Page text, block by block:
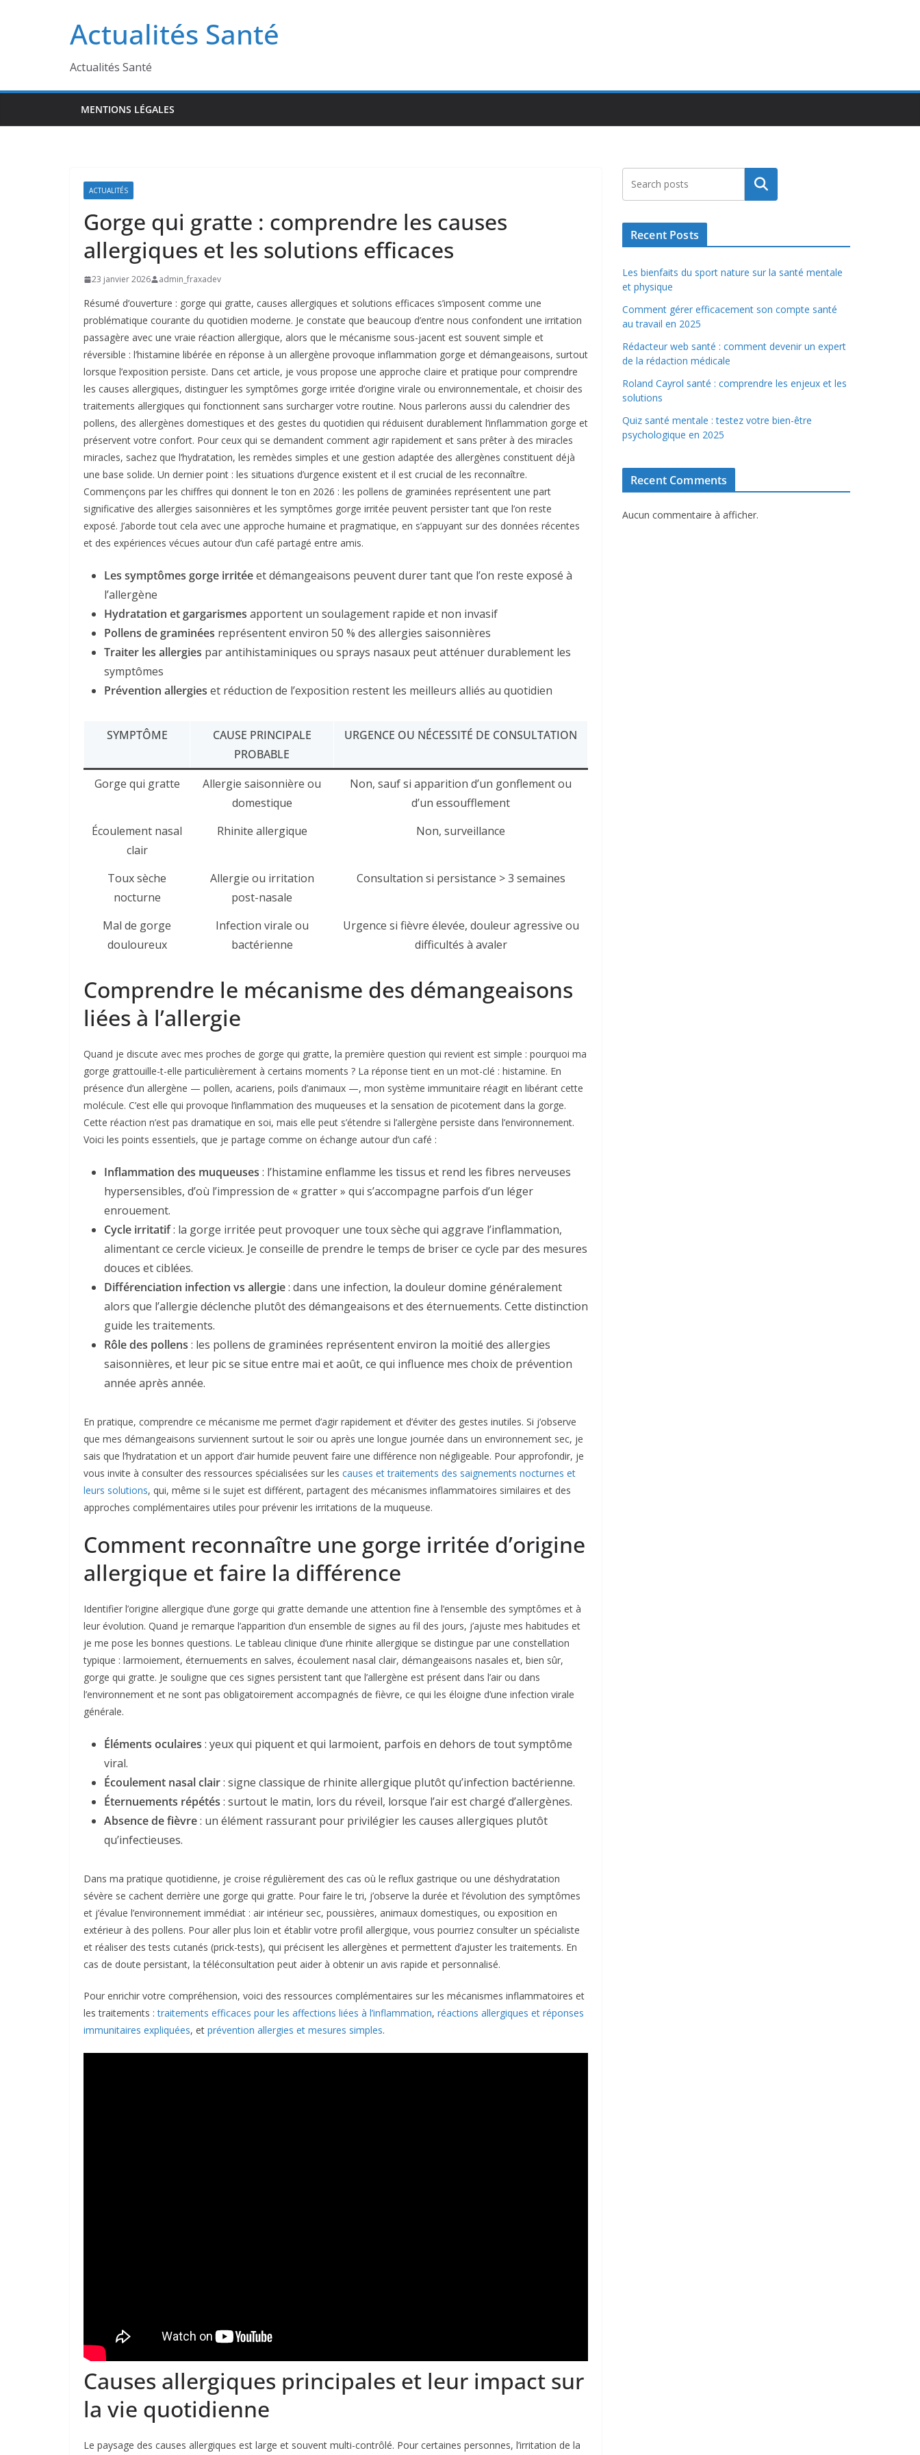
Actualités Santé
Actualités Santé
MENTIONS LÉGALES
ACTUALITÉS
Gorge qui gratte : comprendre les causes
allergiques et les solutions efficaces
23 janvier 2026 admin_fraxadev
Résumé d’ouverture : gorge qui gratte, causes allergiques et solutions efficaces s’imposent comme une
problématique courante du quotidien moderne. Je constate que beaucoup d’entre nous confondent une irritation
passagère avec une vraie réaction allergique, alors que le mécanisme sous-jacent est souvent simple et
réversible : l’histamine libérée en réponse à un allergène provoque inflammation gorge et démangeaisons, surtout
lorsque l’exposition persiste. Dans cet article, je vous propose une approche claire et pratique pour comprendre
les causes allergiques, distinguer les symptômes gorge irritée d’origine virale ou environnementale, et choisir des
traitements allergiques qui fonctionnent sans surcharger votre routine. Nous parlerons aussi du calendrier des
pollens, des allergènes domestiques et des gestes du quotidien qui réduisent durablement l’inflammation gorge et
préservent votre confort. Pour ceux qui se demandent comment agir rapidement et sans prêter à des miracles
miracles, sachez que l’hydratation, les remèdes simples et une gestion adaptée des allergènes constituent déjà
une base solide. Un dernier point : les situations d’urgence existent et il est crucial de les reconnaître.
Commençons par les chiffres qui donnent le ton en 2026 : les pollens de graminées représentent une part
significative des allergies saisonnières et les symptômes gorge irritée peuvent persister tant que l’on reste
exposé. J’aborde tout cela avec une approche humaine et pragmatique, en s’appuyant sur des données récentes
et des expériences vécues autour d’un café partagé entre amis.
Les symptômes gorge irritéeet démangeaisons peuvent durer tant que l’on reste exposé à
l’allergène
Hydratation et gargarismes apportent un soulagement rapide et non invasif
Pollens de graminées représentent environ 50 % des allergies saisonnières
Traiter les allergies par antihistaminiques ou sprays nasaux peut atténuer durablement les
symptômes
Prévention allergies et réduction de l’exposition restent les meilleurs alliés au quotidien
SYMPTÔME
CAUSE PRINCIPALE
PROBABLE
URGENCE OU NÉCESSITÉ DE CONSULTATION
Gorge qui gratte
Allergie saisonnière ou
domestique
Non, sauf si apparition d’un gonflement ou
d’un essoufflement
Écoulement nasal
clair
Rhinite allergique Non, surveillance
Toux sèche
nocturne
Allergie ou irritation
post-nasale
Consultation si persistance > 3 semaines
Mal de gorge
douloureux
Infection virale ou
bactérienne
Urgence si fièvre élevée, douleur agressive ou
difficultés à avaler
Comprendre le mécanisme des démangeaisons
liées à l’allergie
Quand je discute avec mes proches de gorge qui gratte, la première question qui revient est simple : pourquoi ma
gorge grattouille-t-elle particulièrement à certains moments ? La réponse tient en un mot-clé : histamine. En
présence d’un allergène — pollen, acariens, poils d’animaux —, mon système immunitaire réagit en libérant cette
molécule. C’est elle qui provoque l’inflammation des muqueuses et la sensation de picotement dans la gorge.
Cette réaction n’est pas dramatique en soi, mais elle peut s’étendre si l’allergène persiste dans l’environnement.
Voici les points essentiels, que je partage comme on échange autour d’un café :
Inflammation des muqueuses : l’histamine enflamme les tissus et rend les fibres nerveuses
hypersensibles, d’où l’impression de « gratter » qui s’accompagne parfois d’un léger
enrouement.
Cycle irritatif: la gorge irritée peut provoquer une toux sèche qui aggrave l’inflammation,
alimentant ce cercle vicieux. Je conseille de prendre le temps de briser ce cycle par des mesures
douces et ciblées.
Différenciation infection vs allergie: dans une infection, la douleur domine généralement
alors que l’allergie déclenche plutôt des démangeaisons et des éternuements. Cette distinction
guide les traitements.
Rôle des pollens : les pollens de graminées représentent environ la moitié des allergies
saisonnières, et leur pic se situe entre mai et août, ce qui influence mes choix de prévention
année après année.
En pratique, comprendre ce mécanisme me permet d’agir rapidement et d’éviter des gestes inutiles. Si j’observe
que mes démangeaisons surviennent surtout le soir ou après une longue journée dans un environnement sec, je
sais que l’hydratation et un apport d’air humide peuvent faire une différence non négligeable. Pour approfondir, je
vous invite à consulter des ressources spécialisées sur les causes et traitements des saignements nocturnes et
leurs solutions, qui, même si le sujet est différent, partagent des mécanismes inflammatoires similaires et des
approches complémentaires utiles pour prévenir les irritations de la muqueuse.
Comment reconnaître une gorge irritée d’origine
allergique et faire la différence
Identifier l’origine allergique d’une gorge qui gratte demande une attention fine à l’ensemble des symptômes et à
leur évolution. Quand je remarque l’apparition d’un ensemble de signes au fil des jours, j’ajuste mes habitudes et
je me pose les bonnes questions. Le tableau clinique d’une rhinite allergique se distingue par une constellation
typique : larmoiement, éternuements en salves, écoulement nasal clair, démangeaisons nasales et, bien sûr,
gorge qui gratte. Je souligne que ces signes persistent tant que l’allergène est présent dans l’air ou dans
l’environnement et ne sont pas obligatoirement accompagnés de fièvre, ce qui les éloigne d’une infection virale
générale.
Éléments oculaires : yeux qui piquent et qui larmoient, parfois en dehors de tout symptôme
viral.
Écoulement nasal clair: signe classique de rhinite allergique plutôt qu’infection bactérienne.
Éternuements répétés : surtout le matin, lors du réveil, lorsque l’air est chargé d’allergènes.
Absence de fièvre: un élément rassurant pour privilégier les causes allergiques plutôt
qu’infectieuses.
Dans ma pratique quotidienne, je croise régulièrement des cas où le reflux gastrique ou une déshydratation
sévère se cachent derrière une gorge qui gratte. Pour faire le tri, j’observe la durée et l’évolution des symptômes
et j’évalue l’environnement immédiat : air intérieur sec, poussières, animaux domestiques, ou exposition en
extérieur à des pollens. Pour aller plus loin et établir votre profil allergique, vous pourriez consulter un spécialiste
et réaliser des tests cutanés (prick-tests), qui précisent les allergènes et permettent d’ajuster les traitements. En
cas de doute persistant, la téléconsultation peut aider à obtenir un avis rapide et personnalisé.
Pour enrichir votre compréhension, voici des ressources complémentaires sur les mécanismes inflammatoires et
les traitements :traitements efficaces pour les affections liées à l’inflammation, réactions allergiques et réponses
immunitaires expliquées, et prévention allergies et mesures simples.
Causes allergiques principales et leur impact sur
la vie quotidienne
Le paysage des causes allergiques est large et souvent multi-contrôlé. Pour certaines personnes, l’irritation de la
Rechercher
Recent Posts
Les bienfaits du sport nature sur la santé mentale
et physique
Comment gérer efficacement son compte santé
au travail en 2025
Rédacteur web santé : comment devenir un expert
de la rédaction médicale
Roland Cayrol santé : comprendre les enjeux et les
solutions
Quiz santé mentale : testez votre bien-être
psychologique en 2025
Recent Comments
Aucun commentaire à afficher.